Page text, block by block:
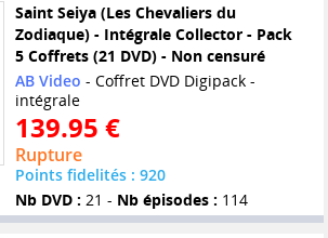
Saint Seiya (Les Chevaliers du
Zodiaque) - Intégrale Collector - Pack
5 Coffrets (21 DVD) - Non censuré
AB Video - Coffret DVD Digipack -
intégrale
139.95 €
Rupture
Points fidelités : 920
Nb DVD : 21 - Nb épisodes : 114